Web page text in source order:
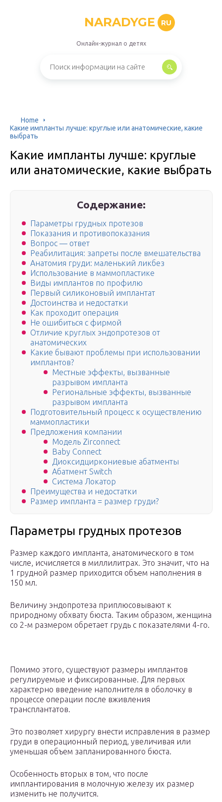
NARADYGE RU
Онлайн-журнал о детях
Home
Какие импланты лучше: круглые или анатомические, какие
выбрать
Какие импланты лучше: круглые
или анатомические, какие выбрать
Содержание:
Параметры грудных протезов
Показания и противопоказания
Вопрос — ответ
Реабилитация: запреты после вмешательства
Анатомия груди: маленький ликбез
Использование в маммопластике
Виды имплантов по профилю
Первый силиконовый имплантат
Достоинства и недостатки
Как проходит операция
Не ошибиться с фирмой
Отличие круглых эндопротезов от
анатомических
Какие бывают проблемы при использовании
имплантов?
Местные эффекты, вызванные
разрывом импланта
Региональные эффекты, вызванные
разрывом импланта
Подготовительный процесс к осуществлению
маммопластики
Предложения компании
Модель Zirconnect
Baby Connect
Диоксидциркониевые абатменты
Абатмент Switch
Cистема Локатор
Преимущества и недостатки
Размер импланта = размер груди?
Параметры грудных протезов
Размер каждого импланта, анатомического в том
числе, исчисляется в миллилитрах. Это значит, что на
1 грудной размер приходится объем наполнения в
150 мл.
Величину эндопротеза приплюсовывают к
природному обхвату бюста. Таким образом, женщина
со 2-м размером обретает грудь с показателями 4-го.
Помимо этого, существуют размеры имплантов
регулируемые и фиксированные. Для первых
характерно введение наполнителя в оболочку в
процессе операции после вживления
трансплантатов.
Это позволяет хирургу внести исправления в размер
груди в операционный период, увеличивая или
уменьшая объем запланированного бюста.
Особенность вторых в том, что после
имплантирования в молочную железу их размер
изменить не получится.